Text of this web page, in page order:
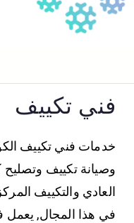
فني تكييف
خدمات فني تكييف
وصيانة تكييف وتصليح
العادي والتكييف